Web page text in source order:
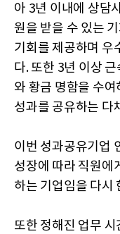
아 3년 이내에 상담
원을 받을 수 있는
기회를 제공하며 우
다. 또한 3년 이상
와 황금 명함을 수
성과를 공유하는 다
이번 성과공유기업
성장에 따라 직원에
하는 기업임을 다시
또한 정해진 업무